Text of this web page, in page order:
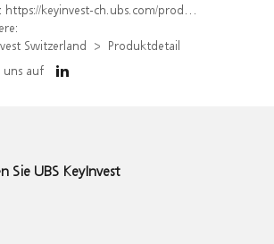
https://keyinvest-ch.ubs.com/produkt/detail/index/isin/CH1564515497
Switzerland
Produktdetail
uns auf
Sie UBS KeyInvest